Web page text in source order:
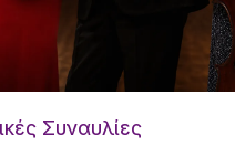
Συναυλίες